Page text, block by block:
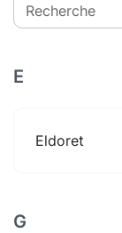
Recherche
E
Eldoret
G